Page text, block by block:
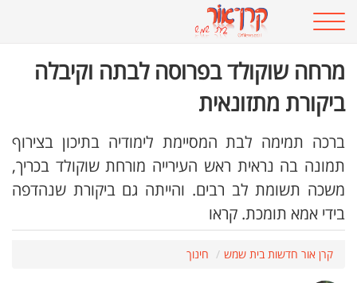
מרחה שוקולד בפרוסה לבתה וקיבלה
ביקורת מתזונאית
ברכה תמימה לבת המסיימת לימודיה בתיכון בצירוף
תמונה בה נראית ראש העירייה מורחת שוקולד בכריך,
משכה תשומת לב רבים. והייתה גם ביקורת שנהדפה
בידי אמא תומכת. קראו
קרן אור חדשות בית שמש חינוך